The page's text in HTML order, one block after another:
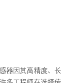
器因其高精度、长